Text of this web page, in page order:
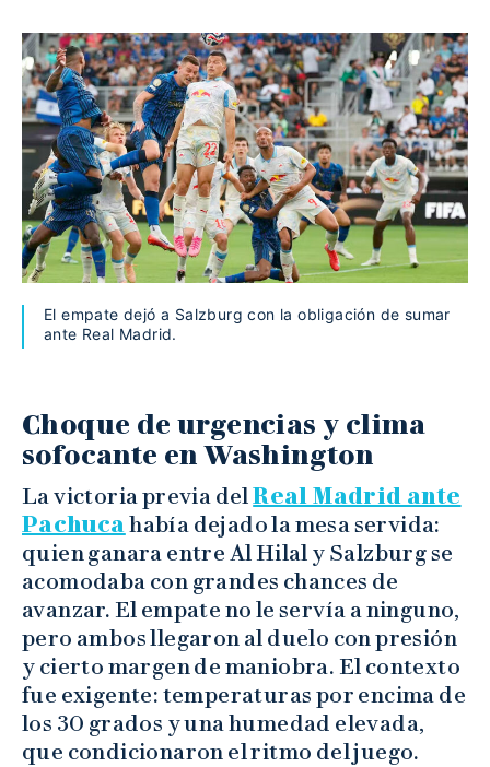
El empate dejó a Salzburg con la obligación de sumar
ante Real Madrid.
Choque de urgencias y clima
sofocante en Washington
La victoria previa delReal Madrid ante
Pachucahabía dejado la mesa servida:
quien ganara entre Al Hilal y Salzburg se
acomodaba con grandes chances de
avanzar. El empate no le servía a ninguno,
pero ambos llegaron al duelo con presión
y cierto margen de maniobra. El contexto
fue exigente: temperaturas por encima de
los 30 grados y una humedad elevada,
que condicionaron el ritmo del juego.